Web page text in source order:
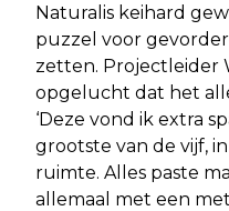
Naturalis keihard
puzzel voor
zetten. Projectleider
opgelucht dat het
‘Deze vond ik extra
grootste van de vijf,
ruimte. Alles paste
allemaal met een